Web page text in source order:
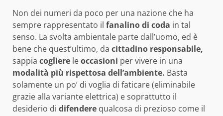
Non dei numeri da poco per una nazione che ha
sempre rappresentato il fanalino di coda in tal
senso. La svolta ambientale parte dall’uomo, ed è
bene che quest’ultimo, da cittadino responsabile,
sappia cogliere leoccasioni per vivere in una
modalità più rispettosa dell’ambiente. Basta
solamente un po’ di voglia di faticare (eliminabile
grazie alla variante elettrica) e soprattutto il
desiderio di difendere qualcosa di prezioso come il